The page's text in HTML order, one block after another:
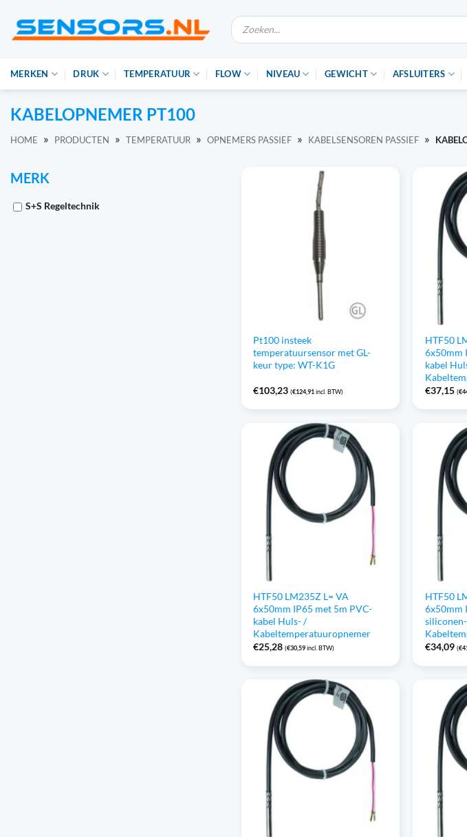
naar
Producten
zoeken
MERKEN DRUK TEMPERATUUR FLOW NIVEAU GEWICHT AFSLUITERS
KABELOPNEMER PT100
HOME » PRODUCTEN » TEMPERATUUR » OPNEMERS PASSIEF » KABELSENSOREN PASSIEF »
MERK
S+S Regeltechnik
Pt100 insteek
temperatuursensor met GL-
keur type: WT-K1G
€103,23 (€124,91incl. BTW)
HTF50
6x50mm
kabel
€37,15 (€
HTF50 LM235Z L= VA
6x50mm IP65 met 5m PVC-
kabel Huls- /
Kabeltemperatuuropnemer
€25,28 (€30,59incl. BTW)
HTF50
6x50mm
€34,09 (€